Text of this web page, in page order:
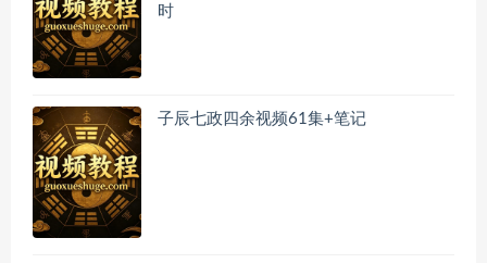
时
子辰七政四余视频61集+笔记